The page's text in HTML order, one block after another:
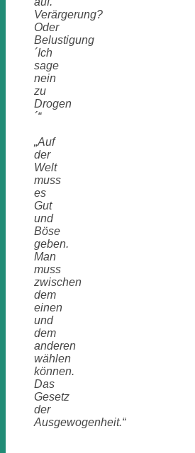
Verärgerung?
Oder
Belustigung
´Ich
sage
nein
zu
Drogen
´“
„Auf
der
Welt
muss
es
Gut
und
Böse
geben.
Man
muss
zwischen
dem
einen
und
dem
anderen
wählen
können.
Das
Gesetz
der
Ausgewogenheit.“